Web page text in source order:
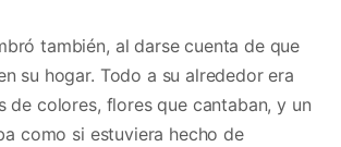
también, al darse cuenta de que
su hogar. Todo a su alrededor era
de colores, flores que cantaban, y un
como si estuviera hecho de